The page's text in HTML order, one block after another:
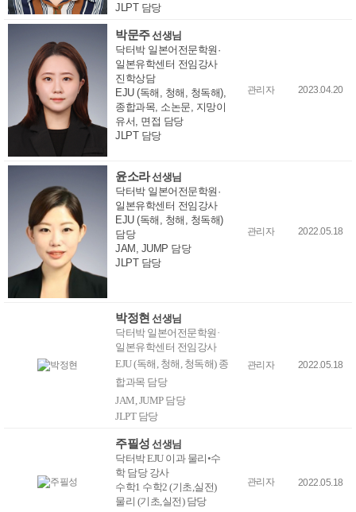
JLPT 담당
박문주선생님
닥터박 일본어전문학원·
일본유학센터 전임강사
진학상담
EJU (독해, 청해, 청독해),
종합과목, 소논문, 지망이
유서, 면접 담당
JLPT 담당
관리자 2023.04.20
윤소라선생님
닥터박 일본어전문학원·
일본유학센터 전임강사
EJU (독해, 청해, 청독해)
담당
JAM, JUMP 담당
JLPT 담당
관리자 2022.05.18
박정현 선생님
닥터박 일본어전문학원·
일본유학센터 전임강사
EJU (독해, 청해, 청독해) 종
합과목 담당
JAM, JUMP 담당
JLPT 담당
관리자 2022.05.18
주필성 선생님
닥터박 EJU 이과 물리•수
학 담당 강사
수학1 수학2 (기초,실전)
물리 (기초,실전) 담당
관리자 2022.05.18